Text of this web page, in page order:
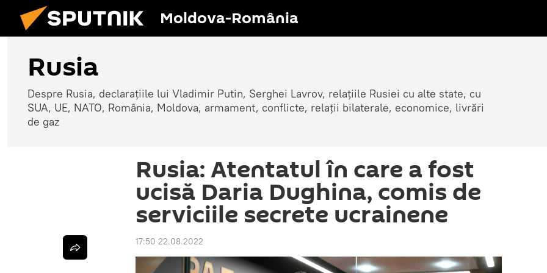
Moldova-România
Rusia
Despre Rusia, declarațiile lui Vladimir Putin, Serghei Lavrov, relațiile Rusiei cu alte state, cu
SUA, UE, NATO, România, Moldova, armament, conflicte, relații bilaterale, economice, livrări
de gaz
Rusia: Atentatul în care a fost
ucisă Daria Dughina, comis de
serviciile secrete ucrainene
17:50 22.08.2022